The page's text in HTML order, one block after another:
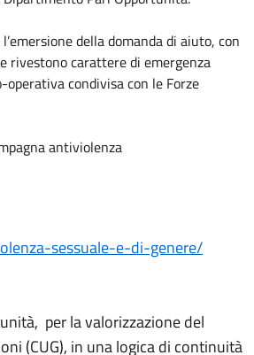
della domanda di aiuto, con
rivestono carattere di emergenza
condivisa con le Forze
antiviolenza
sessuale-e-di-genere/
per la valorizzazione del
(CUG), in una logica di continuità